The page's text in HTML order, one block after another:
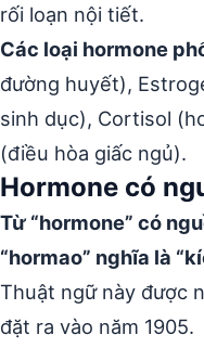
rối loạn nội tiết.
Các loại hormone
đường huyết),
sinh dục), Cortisol
(điều hòa giấc ngủ).
Hormone có
Từ “hormone” có
“hormao” nghĩa là
Thuật ngữ này được
đặt ra vào năm 1905.